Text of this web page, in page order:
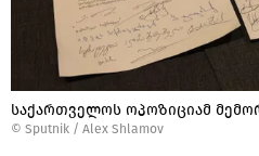
საქართველოს ოპოზიციამ
© Sputnik / Alex Shlamov